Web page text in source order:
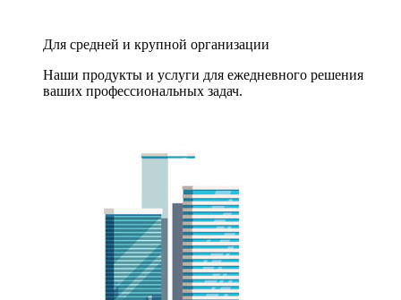
Для средней и крупной организации
Наши продукты и услуги для ежедневного решения
ваших профессиональных задач.